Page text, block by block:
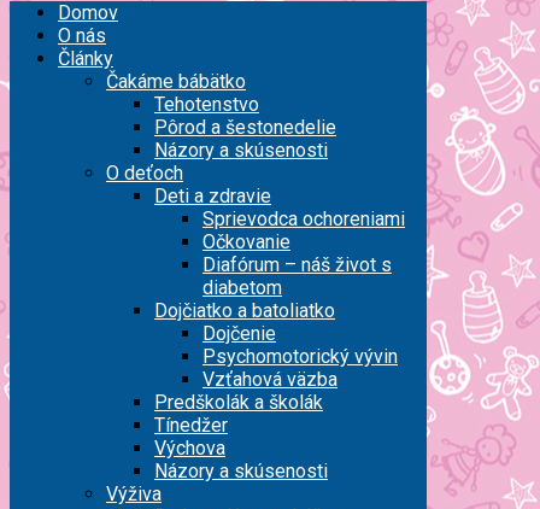
Domov
O nás
Články
Čakáme bábätko
Tehotenstvo
Pôrod a šestonedelie
Názory a skúsenosti
O deťoch
Deti a zdravie
Sprievodca ochoreniami
Očkovanie
Diafórum – náš život s
diabetom
Dojčiatko a batoliatko
Dojčenie
Psychomotorický vývin
Vzťahová väzba
Predškolák a školák
Tínedžer
Výchova
Názory a skúsenosti
Výživa